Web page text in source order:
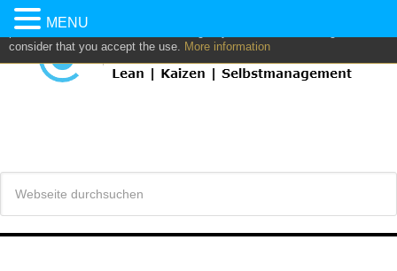
This website uses own and/or third parties cookies to: analyze,
personalize content and/or advertising. If you continue browsing, we
consider that you accept the use. More information
MENU